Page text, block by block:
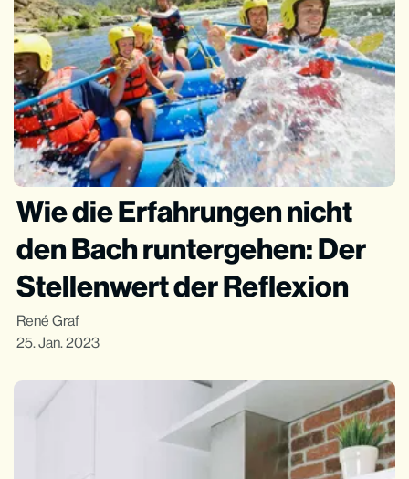
Wie die Erfahrungen nicht
den Bach runtergehen: Der
Stellenwert der Reflexion
René Graf
25. Jan. 2023